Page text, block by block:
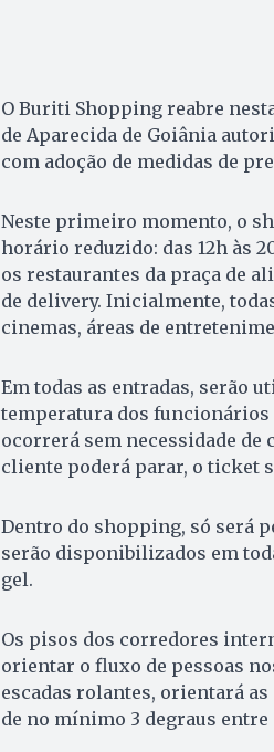
O Buriti Shopping reabre
de Aparecida de Goiânia
com adoção de medidas de
Neste primeiro momento, o
horário reduzido: das 12h às
os restaurantes da praça de
de delivery. Inicialmente,
cinemas, áreas de
Em todas as entradas, serão
temperatura dos funcionários
ocorrerá sem necessidade de
cliente poderá parar, o ticket
Dentro do shopping, só será
serão disponibilizados em
gel.
Os pisos dos corredores
orientar o fluxo de pessoas
escadas rolantes, orientará
de no mínimo 3 degraus entre